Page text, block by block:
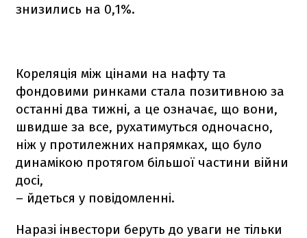
знизились на 0,1%.
Кореляція між цінами на нафту та
фондовими ринками стала позитивною за
останні два тижні, а це означає, що вони,
швидше за все, рухатимуться одночасно,
ніж у протилежних напрямках, що було
динамікою протягом більшої частини війни
досі,
– йдеться у повідомленні.
Наразі інвестори беруть до уваги не тільки